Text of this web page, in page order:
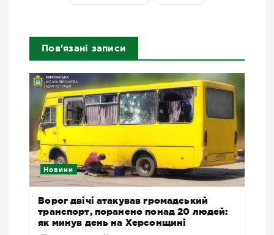
Пов'язані записи
Новини
Ворог двічі атакував громадський
транспорт, поранено понад 20 людей:
як минув день на Херсонщині